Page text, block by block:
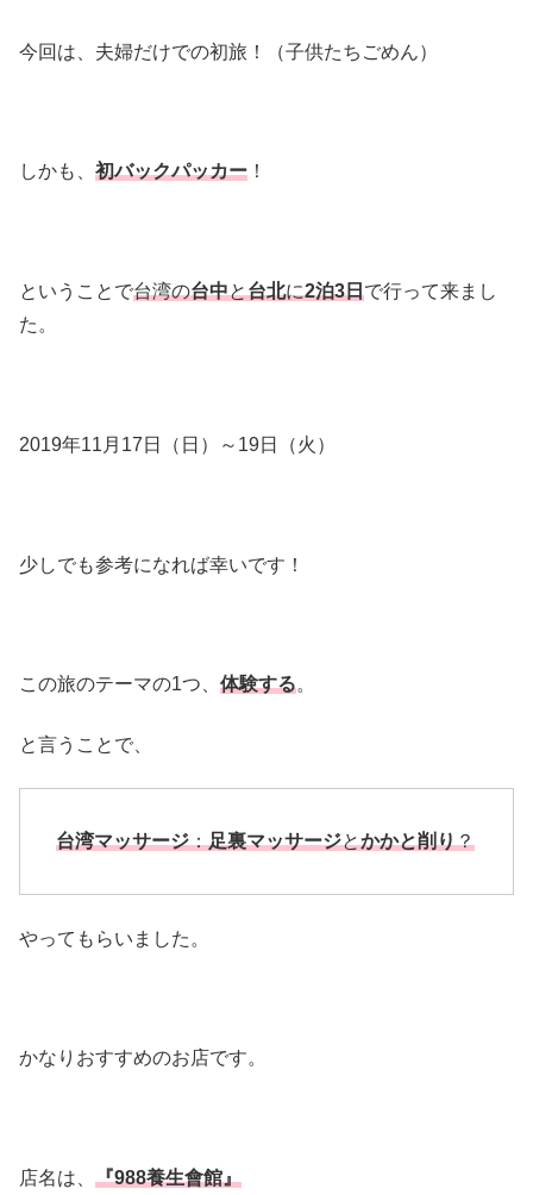
今回は、夫婦だけでの初旅！（子供たちごめん）
しかも、 初バックパッカー ！
ということで台湾の台中と台北に2泊3日で行って来まし
た。
2019年11月17日（日）～19日（火）
少しでも参考になれば幸いです！
この旅のテーマの1つ、 体験する。
と言うことで、
台湾マッサージ：足裏マッサージとかかと削り？
やってもらいました。
かなりおすすめのお店です。
店名は、 『988養生會館』